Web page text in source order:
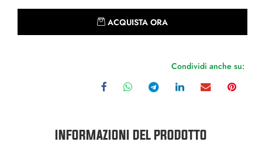
ACQUISTA ORA
Condividi anche su:
INFORMAZIONI DEL PRODOTTO